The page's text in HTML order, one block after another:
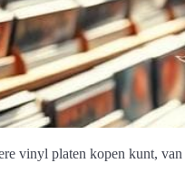
vinyl platen kopen kunt, van